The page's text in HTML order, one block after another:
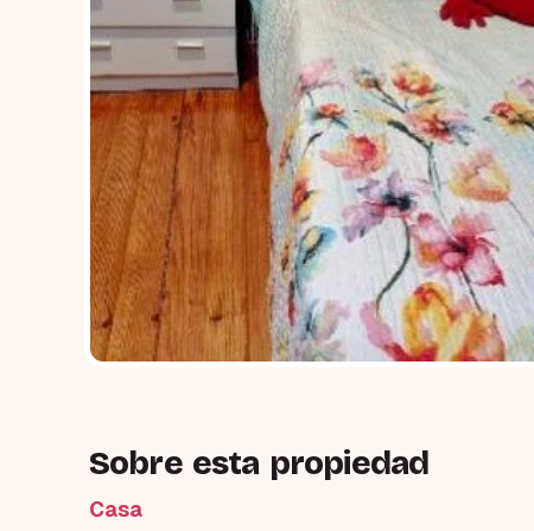
Sobre esta propiedad
Casa